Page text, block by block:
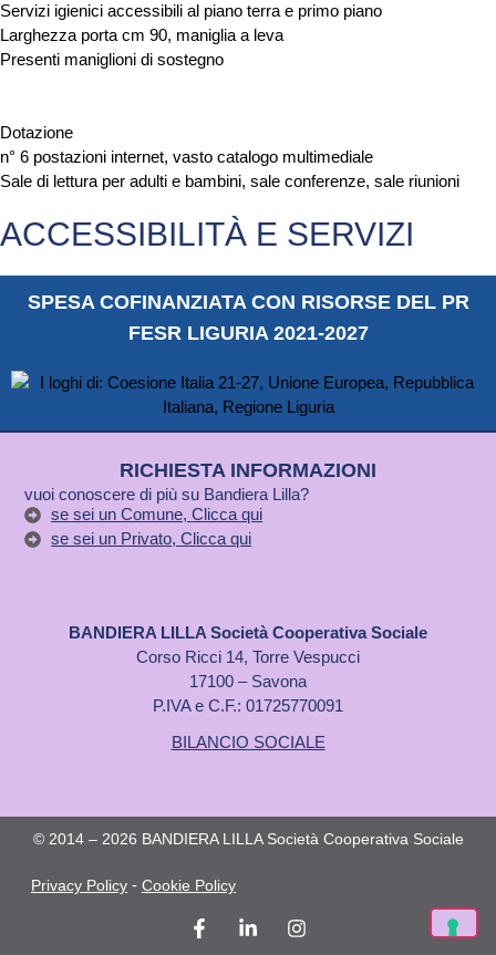
Servizi igienici accessibili al piano terra e primo piano
Larghezza porta cm 90, maniglia a leva
Presenti maniglioni di sostegno
Dotazione
n° 6 postazioni internet, vasto catalogo multimediale
Sale di lettura per adulti e bambini, sale conferenze, sale riunioni
ACCESSIBILITÀ E SERVIZI
SPESA COFINANZIATA CON RISORSE DEL PR
FESR LIGURIA 2021-2027
RICHIESTA INFORMAZIONI
vuoi conoscere di più su Bandiera Lilla?
se sei un Comune, Clicca qui
se sei un Privato, Clicca qui
BANDIERA LILLA Società Cooperativa Sociale
Corso Ricci 14, Torre Vespucci
17100 – Savona
P.IVA e C.F.: 01725770091
BILANCIO SOCIALE
© 2014 – 2026 BANDIERA LILLA Società Cooperativa Sociale
Privacy Policy - Cookie Policy